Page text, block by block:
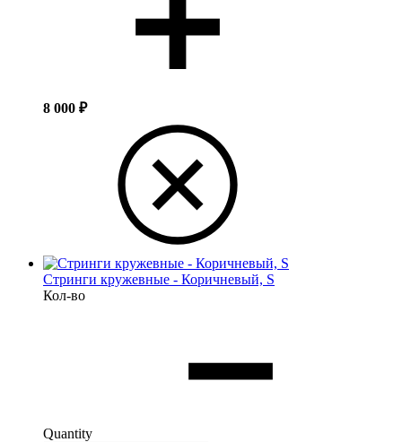
8 000 ₽
Стринги кружевные - Коричневый, S
Кол-во
Quantity